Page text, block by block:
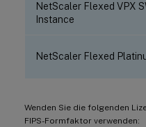
NetScaler Flexed VPX
Instance
NetScaler Flexed
Wenden Sie die folgenden
FIPS-Formfaktor verwenden: